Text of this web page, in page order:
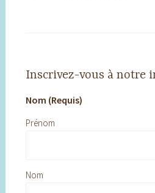
Inscrivez-vous à notre
Nom (Requis)
Prénom
Nom